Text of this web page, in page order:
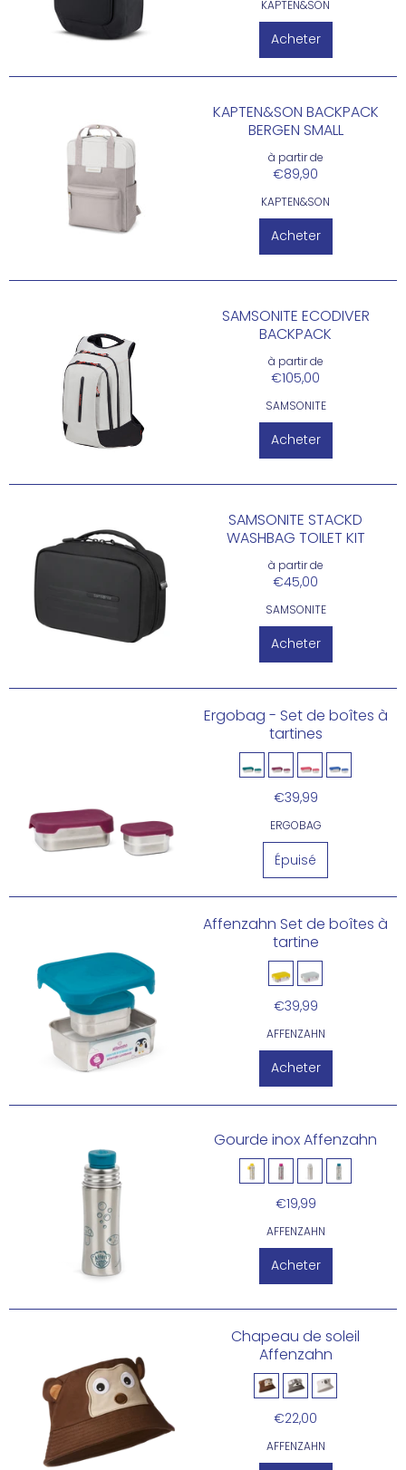
KAPTEN&SON
Acheter
KAPTEN&SON BACKPACK
BERGEN SMALL
à partir de
€89,90
KAPTEN&SON
Acheter
SAMSONITE ECODIVER
BACKPACK
à partir de
€105,00
SAMSONITE
Acheter
SAMSONITE STACKD
WASHBAG TOILET KIT
à partir de
€45,00
SAMSONITE
Acheter
Ergobag - Set de boîtes à
tartines
€39,99
ERGOBAG
Affenzahn Set de boîtes à
tartine
€39,99
AFFENZAHN
Acheter
Gourde inox Affenzahn
€19,99
AFFENZAHN
Acheter
Chapeau de soleil
Affenzahn
€22,00
AFFENZAHN